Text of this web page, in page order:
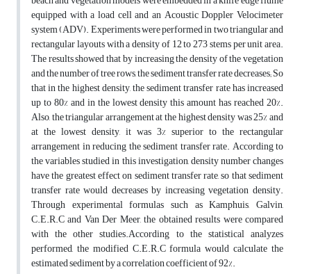
equipped with a load celland an Acoustic Doppler Velocimeter
system (ADV). Experiments were performed in two triangular and
rectangular layouts with a density of 12 to 273 stems per unit area.
The results showed that by increasing the density of the vegetation
and the number of tree rows, the sediment transfer rate decreases; So
that in the highest density, the sediment transfer rate has increased
up to 80% and in the lowest density this amount has reached 20%.
Also, the triangular arrangement at the highest density was 25% and
at the lowest density, it was 3% superior to the rectangular
arrangement in reducing the sediment transfer rate. According to
the variables studied in this investigation, density number changes
have the greatest effect on sediment transfer rate, so that sediment
transfer rate would decreases by increasing vegetation density.
Through experimental formulas such as Kamphuis, Galvin,
C.E.R.C and Van Der Meer, the obtained results were compared
with the other studies.According to the statistical analyzes
performed, the modified C.E.R.C formula would calculate the
estimated sediment by a correlation coefficient of 92%.